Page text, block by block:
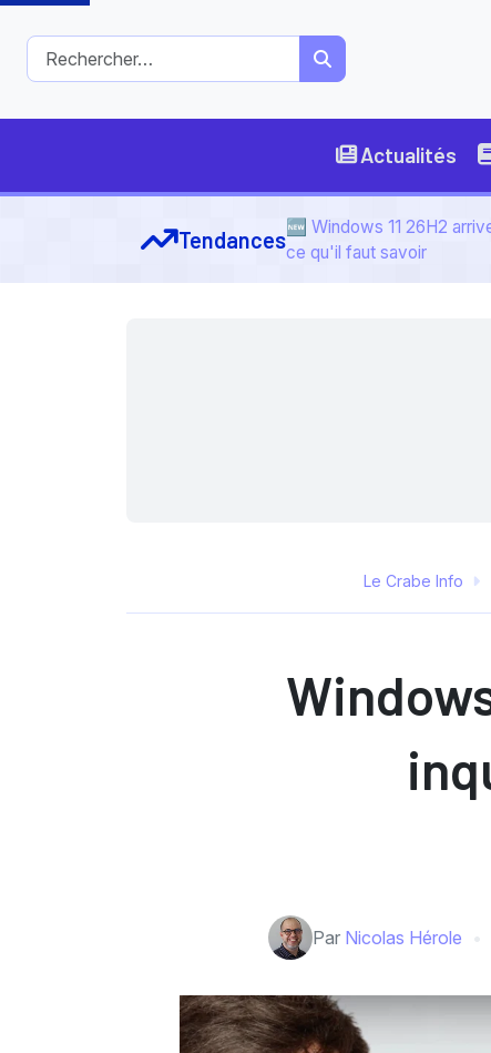
Actualités
Tendances🆕 Windows 11 26H2
ce qu'il faut savoir
Le Crabe Info
Par Nicolas Hérole